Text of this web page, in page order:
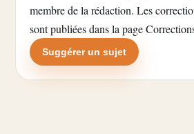
membre de la rédaction. Les
sont publiées dans la page
Suggérer un sujet